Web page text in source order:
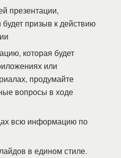
презентации,
призыв к действию
которая будет
или
продумайте
вопросы в ходе
всю информацию по
в едином стиле.